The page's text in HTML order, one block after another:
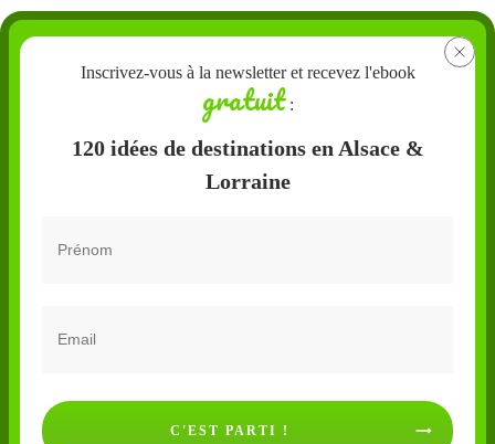
Inscrivez-vous à la newsletter et recevez l'ebook
gratuit:
120 idées de destinations en Alsace &
Lorraine
C'EST PARTI !